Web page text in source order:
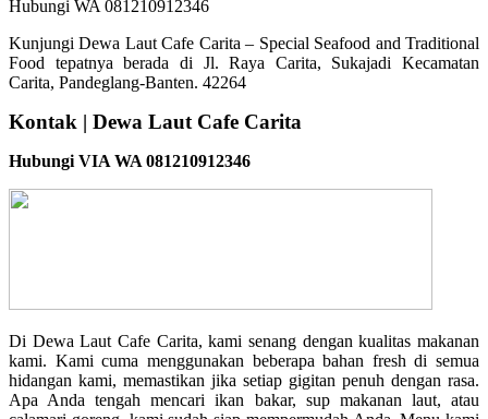
Kunjungi Dewa Laut Cafe Carita – Special Seafood and Traditional
Food tepatnya berada di Jl. Raya Carita, Sukajadi Kecamatan
Carita, Pandeglang-Banten. 42264
Kontak | Dewa Laut Cafe Carita
Hubungi VIA WA 081210912346
Di Dewa Laut Cafe Carita, kami senang dengan kualitas makanan
kami. Kami cuma menggunakan beberapa bahan fresh di semua
hidangan kami, memastikan jika setiap gigitan penuh dengan rasa.
Apa Anda tengah mencari ikan bakar, sup makanan laut, atau